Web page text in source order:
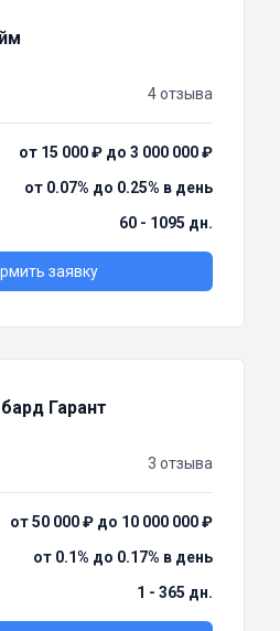
4 отзыва
от 15 000 ₽ до 3 000 000 ₽
от 0.07% до 0.25% в день
60 - 1095 дн.
заявку
Гарант
3 отзыва
от 50 000 ₽ до 10 000 000 ₽
от 0.1% до 0.17% в день
1 - 365 дн.